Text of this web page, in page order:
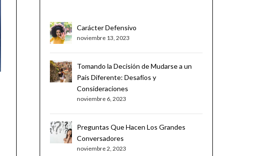
Carácter Defensivo
noviembre 13, 2023
Tomando la Decisión de Mudarse a un
País Diferente: Desafíos y
Consideraciones
noviembre 6, 2023
Preguntas Que Hacen Los Grandes
Conversadores
noviembre 2, 2023